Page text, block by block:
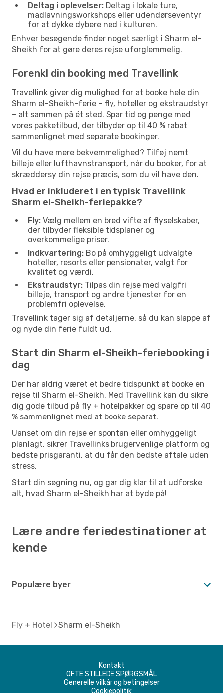
Deltag i oplevelser: Deltag i lokale ture,
madlavningsworkshops eller udendørseventyr
for at dykke dybere ned i kulturen.
Enhver besøgende finder noget særligt i Sharm el-
Sheikh for at gøre deres rejse uforglemmelig.
Forenkl din booking med Travellink
Travellink giver dig mulighed for at booke hele din
Sharm el-Sheikh-ferie – fly, hoteller og ekstraudstyr
– alt sammen på ét sted. Spar tid og penge med
vores pakketilbud, der tilbyder op til 40 % rabat
sammenlignet med separate bookinger.
Vil du have mere bekvemmelighed? Tilføj nemt
billeje eller lufthavnstransport, når du booker, for at
skræddersy din rejse præcis, som du vil have den.
Hvad er inkluderet i en typisk Travellink
Sharm el-Sheikh-feriepakke?
Fly: Vælg mellem en bred vifte af flyselskaber,
der tilbyder fleksible tidsplaner og
overkommelige priser.
Indkvartering: Bo på omhyggeligt udvalgte
hoteller, resorts eller pensionater, valgt for
kvalitet og værdi.
Ekstraudstyr: Tilpas din rejse med valgfri
billeje, transport og andre tjenester for en
problemfri oplevelse.
Travellink tager sig af detaljerne, så du kan slappe af
og nyde din ferie fuldt ud.
Start din Sharm el-Sheikh-feriebooking i
dag
Der har aldrig været et bedre tidspunkt at booke en
rejse til Sharm el-Sheikh. Med Travellink kan du sikre
dig gode tilbud på fly + hotelpakker og spare op til 40
% sammenlignet med at booke separat.
Uanset om din rejse er spontan eller omhyggeligt
planlagt, sikrer Travellinks brugervenlige platform og
bedste prisgaranti, at du får den bedste aftale uden
stress.
Start din søgning nu, og gør dig klar til at udforske
alt, hvad Sharm el-Sheikh har at byde på!
Lære andre feriedestinationer at
kende
Populære byer
Fly + Hotel Sharm el-Sheikh
Kontakt
OFTE STILLEDE SPØRGSMÅL
Generelle vilkår og betingelser
Cookiepolitik